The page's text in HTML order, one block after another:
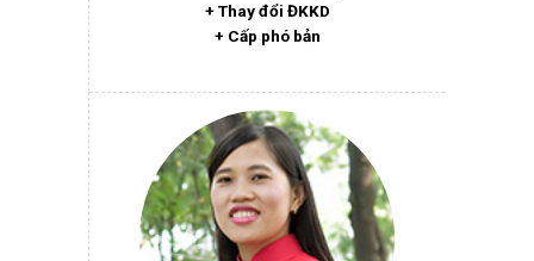
+ Thay đổi ĐKKD
+ Cấp phó bản